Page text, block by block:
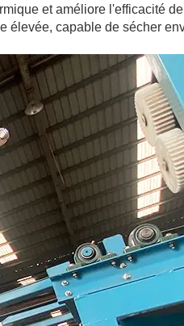
et améliore l'efficacité de
élevée, capable de sécher